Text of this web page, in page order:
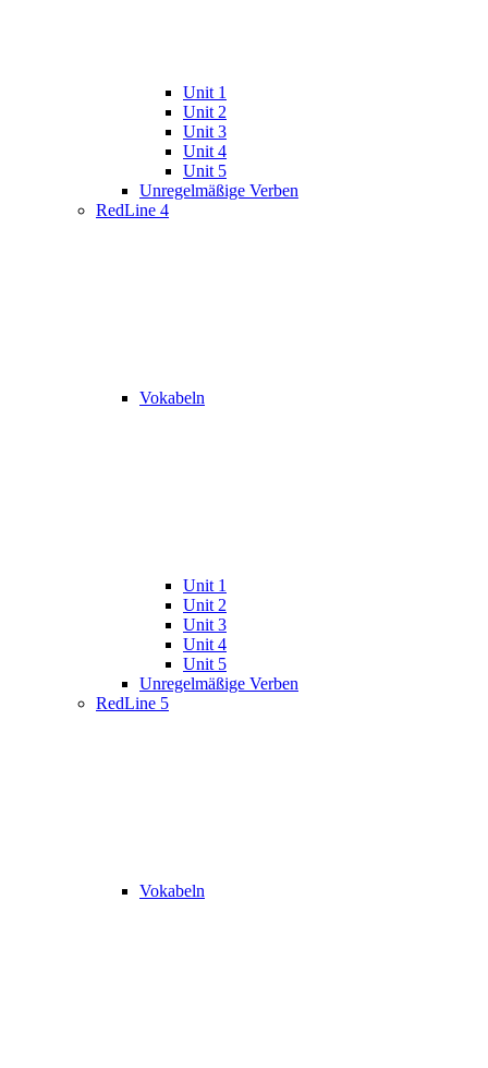
Unit 1
Unit 2
Unit 3
Unit 4
Unit 5
Unregelmäßige Verben
RedLine 4
Vokabeln
Unit 1
Unit 2
Unit 3
Unit 4
Unit 5
Unregelmäßige Verben
RedLine 5
Vokabeln